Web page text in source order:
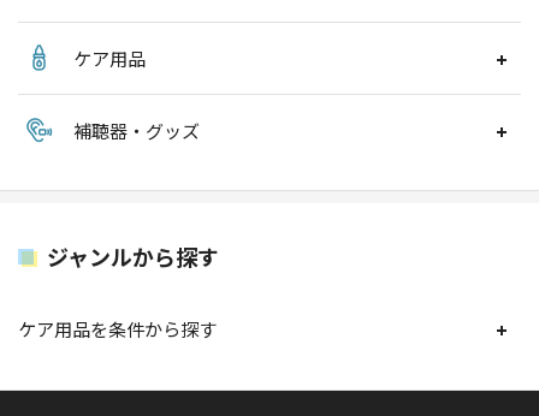
ケア用品
補聴器・グッズ
ジャンルから探す
ケア用品を条件から探す